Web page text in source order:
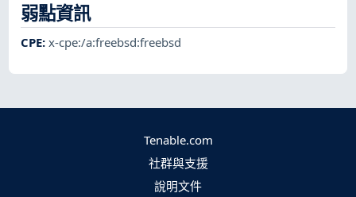
弱點資訊
CPE:x-cpe:/a:freebsd:freebsd
Tenable.com
社群與支援
說明文件